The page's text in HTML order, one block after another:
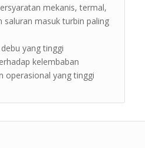
mekanis, termal,
saluran masuk turbin paling
yang tinggi
kelembaban
operasional yang tinggi